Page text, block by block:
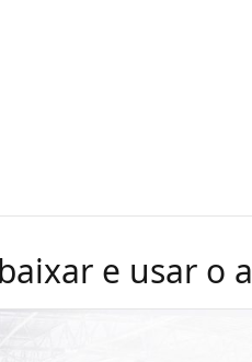
e usar o